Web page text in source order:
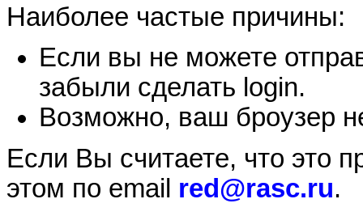
Наиболее частые причины:
Если вы не можете
забыли сделать login.
Возможно, ваш броузер
Если Вы считаете, что это
этом по email red@rasc.ru.